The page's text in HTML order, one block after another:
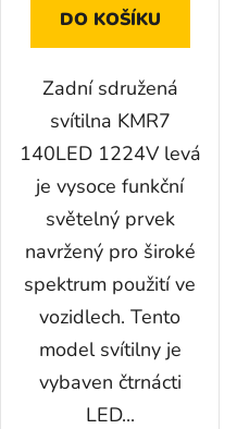
DO KOŠÍKU
Zadní sdružená
svítilna KMR7
140LED 1224V levá
je vysoce funkční
světelný prvek
navržený pro široké
spektrum použití ve
vozidlech. Tento
model svítilny je
vybaven čtrnácti
LED...